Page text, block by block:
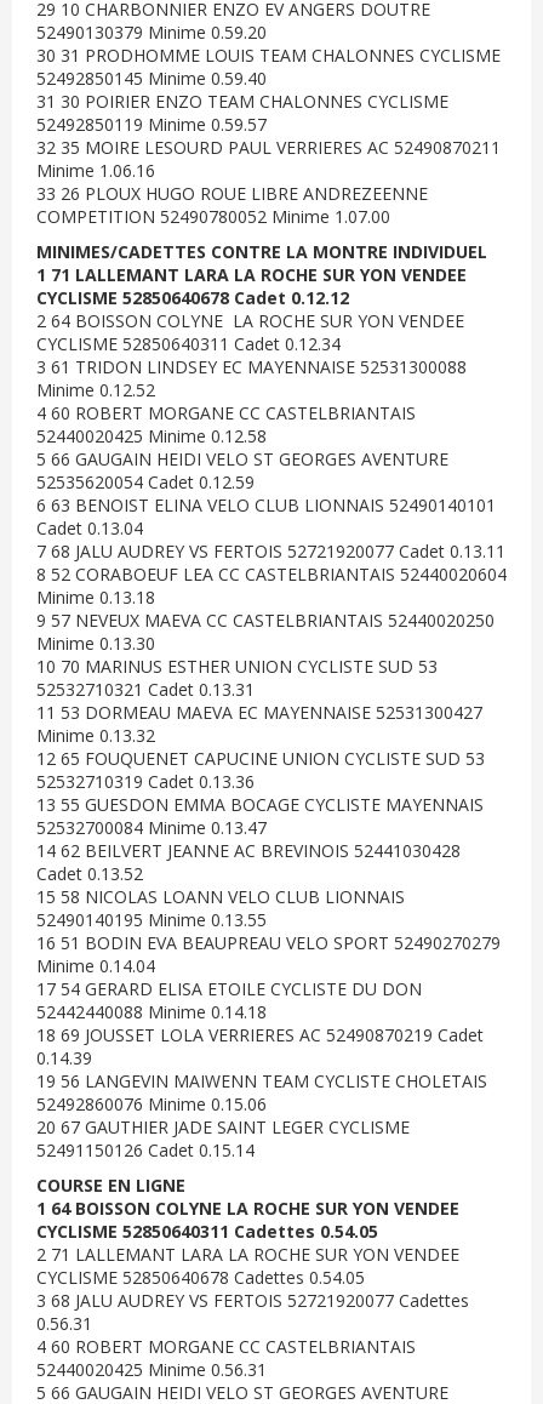
29 10 CHARBONNIER ENZO EV ANGERS DOUTRE
52490130379 Minime 0.59.20
30 31 PRODHOMME LOUIS TEAM CHALONNES CYCLISME
52492850145 Minime 0.59.40
31 30 POIRIER ENZO TEAM CHALONNES CYCLISME
52492850119 Minime 0.59.57
32 35 MOIRE LESOURD PAUL VERRIERES AC 52490870211
Minime 1.06.16
33 26 PLOUX HUGO ROUE LIBRE ANDREZEENNE
COMPETITION 52490780052 Minime 1.07.00
MINIMES/CADETTES CONTRE LA MONTRE INDIVIDUEL
1 71 LALLEMANT LARA LA ROCHE SUR YON VENDEE
CYCLISME 52850640678 Cadet 0.12.12
2 64 BOISSON COLYNE LA ROCHE SUR YON VENDEE
CYCLISME 52850640311 Cadet 0.12.34
3 61 TRIDON LINDSEY EC MAYENNAISE 52531300088
Minime 0.12.52
4 60 ROBERT MORGANE CC CASTELBRIANTAIS
52440020425 Minime 0.12.58
5 66 GAUGAIN HEIDI VELO ST GEORGES AVENTURE
52535620054 Cadet 0.12.59
6 63 BENOIST ELINA VELO CLUB LIONNAIS 52490140101
Cadet 0.13.04
7 68 JALU AUDREY VS FERTOIS 52721920077 Cadet 0.13.11
8 52 CORABOEUF LEA CC CASTELBRIANTAIS 52440020604
Minime 0.13.18
9 57 NEVEUX MAEVA CC CASTELBRIANTAIS 52440020250
Minime 0.13.30
10 70 MARINUS ESTHER UNION CYCLISTE SUD 53
52532710321 Cadet 0.13.31
11 53 DORMEAU MAEVA EC MAYENNAISE 52531300427
Minime 0.13.32
12 65 FOUQUENET CAPUCINE UNION CYCLISTE SUD 53
52532710319 Cadet 0.13.36
13 55 GUESDON EMMA BOCAGE CYCLISTE MAYENNAIS
52532700084 Minime 0.13.47
14 62 BEILVERT JEANNE AC BREVINOIS 52441030428
Cadet 0.13.52
15 58 NICOLAS LOANN VELO CLUB LIONNAIS
52490140195 Minime 0.13.55
16 51 BODIN EVA BEAUPREAU VELO SPORT 52490270279
Minime 0.14.04
17 54 GERARD ELISA ETOILE CYCLISTE DU DON
52442440088 Minime 0.14.18
18 69 JOUSSET LOLA VERRIERES AC 52490870219 Cadet
0.14.39
19 56 LANGEVIN MAIWENN TEAM CYCLISTE CHOLETAIS
52492860076 Minime 0.15.06
20 67 GAUTHIER JADE SAINT LEGER CYCLISME
52491150126 Cadet 0.15.14
COURSE EN LIGNE
1 64 BOISSON COLYNE LA ROCHE SUR YON VENDEE
CYCLISME 52850640311 Cadettes 0.54.05
2 71 LALLEMANT LARA LA ROCHE SUR YON VENDEE
CYCLISME 52850640678 Cadettes 0.54.05
3 68 JALU AUDREY VS FERTOIS 52721920077 Cadettes
0.56.31
4 60 ROBERT MORGANE CC CASTELBRIANTAIS
52440020425 Minime 0.56.31
5 66 GAUGAIN HEIDI VELO ST GEORGES AVENTURE